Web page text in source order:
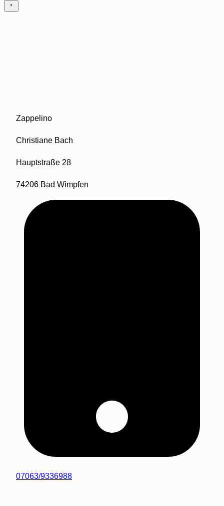
Zappelino
Christiane Bach
Hauptstraße 28
74206 Bad Wimpfen
07063/9336988